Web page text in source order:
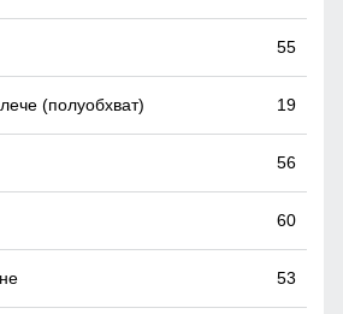
таких как ключи или телефон.
55
19
56
60
53